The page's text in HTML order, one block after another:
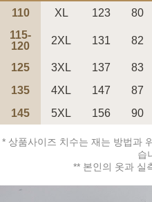
페이코 ID로 페
110 XL 123 80
115-
120
2XL 131 82
125 3XL 137 83
135
4XL 147 87
145
5XL 156 90
* 상품사이즈 치수는 재는 방법과
습
** 본인의 옷과 실